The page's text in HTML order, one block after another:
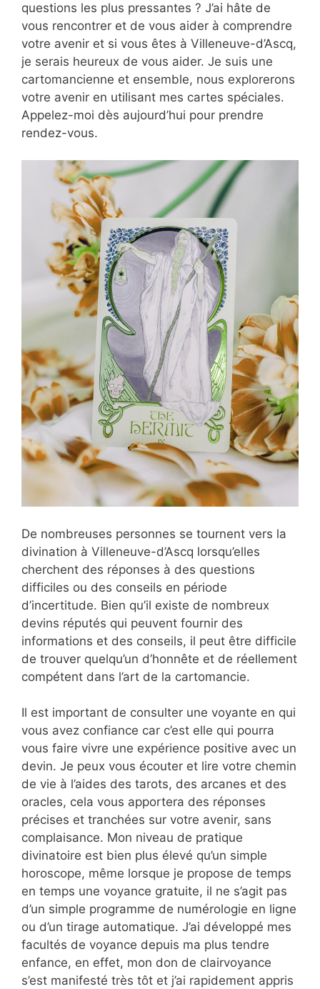
questions les plus pressantes ? J’ai hâte de
vous rencontrer et de vous aider à comprendre
votre avenir et si vous êtes à Villeneuve-d’Ascq,
je serais heureux de vous aider. Je suis une
cartomancienne et ensemble, nous explorerons
votre avenir en utilisant mes cartes spéciales.
Appelez-moi dès aujourd’hui pour prendre
rendez-vous.
De nombreuses personnes se tournent vers la
divination à Villeneuve-d’Ascq lorsqu’elles
cherchent des réponses à des questions
difficiles ou des conseils en période
d’incertitude. Bien qu’il existe de nombreux
devins réputés qui peuvent fournir des
informations et des conseils, il peut être difficile
de trouver quelqu’un d’honnête et de réellement
compétent dans l’art de la cartomancie.
Il est important de consulter une voyante en qui
vous avez confiance car c’est elle qui pourra
vous faire vivre une expérience positive avec un
devin. Je peux vous écouter et lire votre chemin
de vie à l’aides des tarots, des arcanes et des
oracles, cela vous apportera des réponses
précises et tranchées sur votre avenir, sans
complaisance. Mon niveau de pratique
divinatoire est bien plus élevé qu’un simple
horoscope, même lorsque je propose de temps
en temps une voyance gratuite, il ne s’agit pas
d’un simple programme de numérologie en ligne
ou d’un tirage automatique. J’ai développé mes
facultés de voyance depuis ma plus tendre
enfance, en effet, mon don de clairvoyance
s’est manifesté très tôt et j’ai rapidement appris